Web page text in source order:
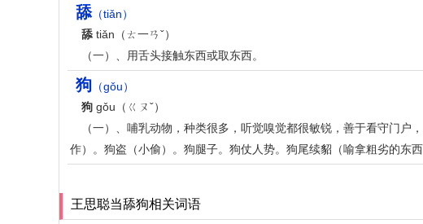
舔（tiǎn）
舔 tiǎn（ㄊ一ㄢˇ）
（一）、用舌头接触东西或取东西。
狗 （gǒu）
狗 gǒu（ㄍㄡˇ）
（一）、哺乳动物，种类很多，听觉嗅觉都很敏锐，善于看守门
作）。狗盗（小偷）。狗腿子。狗仗人势。狗尾续貂（喻拿粗劣的东
王思聪当舔狗相关词语